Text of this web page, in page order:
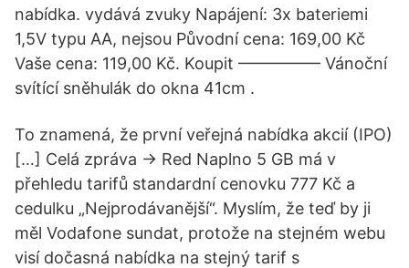
nabídka. vydává zvuky Napájení: 3x bateriemi
1,5V typu AA, nejsou Původní cena: 169,00 Kč
Vaše cena: 119,00 Kč. Koupit ————— Vánoční
svítící sněhulák do okna 41cm .
To znamená, že první veřejná nabídka akcií (IPO)
[…] Celá zpráva → Red Naplno 5 GB má v
přehledu tarifů standardní cenovku 777 Kč a
cedulku „Nejprodávanější“. Myslím, že teď by ji
měl Vodafone sundat, protože na stejném webu
visí dočasná nabídka na stejný tarif s